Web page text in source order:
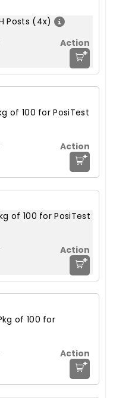
Posts (4x)
+
of 100 for PosiTest
+
of 100 for PosiTest
+
of 100 for
+